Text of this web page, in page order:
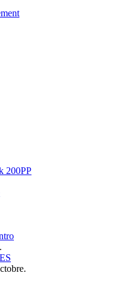
200PP